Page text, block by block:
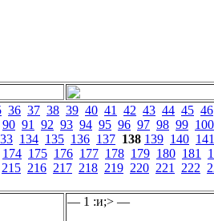
36 37 38 39 40 41 42 43 44 45 46
90 91 92 93 94 95 96 97 98 99 100
134 135 136 137 138 139 140 141
174 175 176 177 178 179 180 181
215 216 217 218 219 220 221 222
— 1 :и;> —